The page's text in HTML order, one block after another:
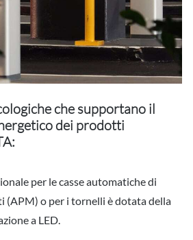
che supportano il
dei prodotti
per le casse automatiche di
(APM) o per i tornelli è dotata della
a LED.